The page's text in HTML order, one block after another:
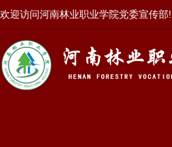
欢迎访问河南林业职业学院党委宣传部!